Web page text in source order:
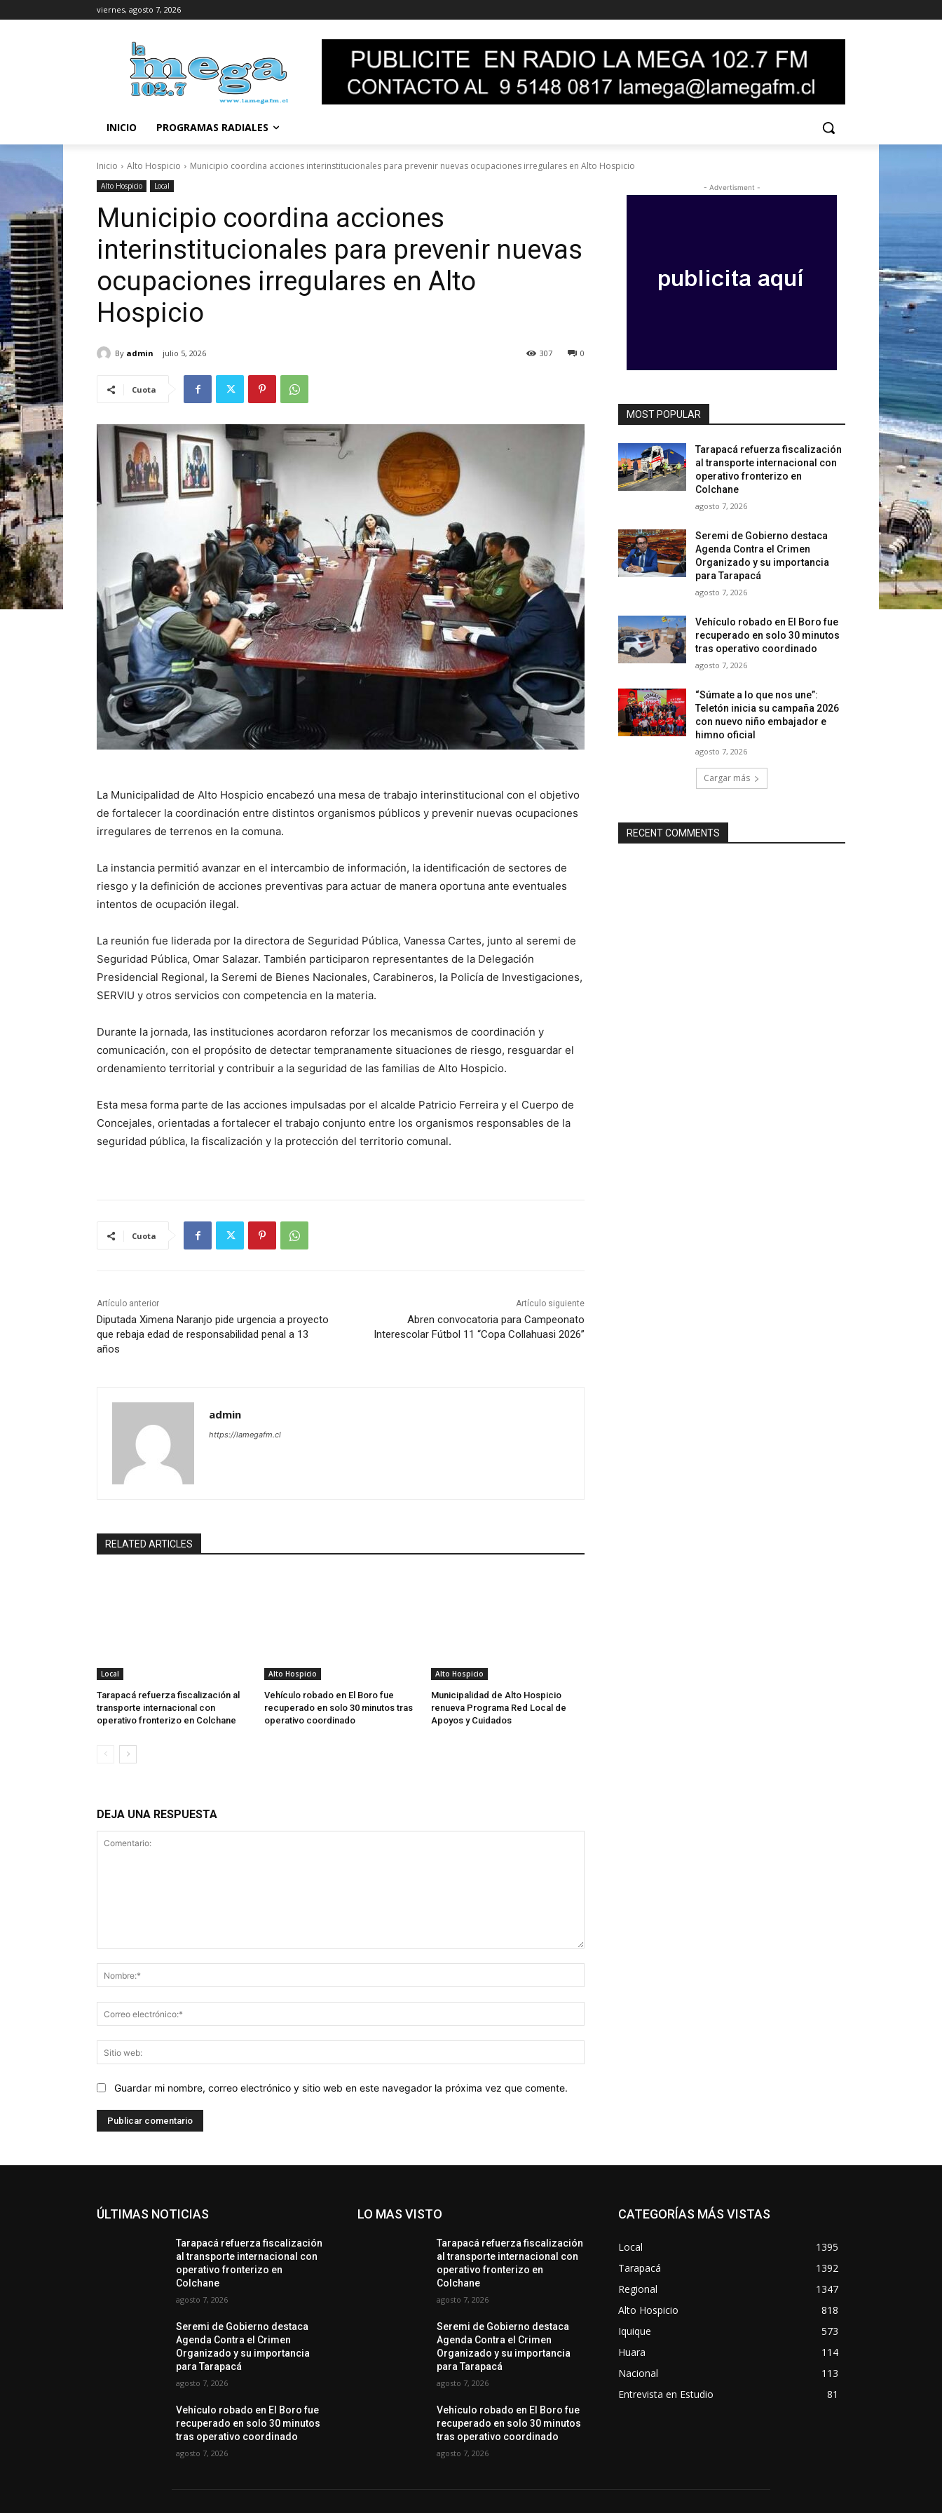
viernes, agosto 7, 2026
INICIO PROGRAMAS RADIALES
Inicio Alto Hospicio Municipio coordina acciones interinstitucionales para prevenir nuevas ocupaciones irregulares en Alto Hospicio
Alto Hospicio Local
Municipio coordina acciones
interinstitucionales para prevenir nuevas
ocupaciones irregulares en Alto
Hospicio
By admin julio 5, 2026 0
307
Cuota
La Municipalidad de Alto Hospicio encabezó una mesa de trabajo interinstitucional con el objetivo
de fortalecer la coordinación entre distintos organismos públicos y prevenir nuevas ocupaciones
irregulares de terrenos en la comuna.
La instancia permitió avanzar en el intercambio de información, la identificación de sectores de
riesgo y la definición de acciones preventivas para actuar de manera oportuna ante eventuales
intentos de ocupación ilegal.
La reunión fue liderada por la directora de Seguridad Pública, Vanessa Cartes, junto al seremi de
Seguridad Pública, Omar Salazar. También participaron representantes de la Delegación
Presidencial Regional, la Seremi de Bienes Nacionales, Carabineros, la Policía de Investigaciones,
SERVIU y otros servicios con competencia en la materia.
Durante la jornada, las instituciones acordaron reforzar los mecanismos de coordinación y
comunicación, con el propósito de detectar tempranamente situaciones de riesgo, resguardar el
ordenamiento territorial y contribuir a la seguridad de las familias de Alto Hospicio.
Esta mesa forma parte de las acciones impulsadas por el alcalde Patricio Ferreira y el Cuerpo de
Concejales, orientadas a fortalecer el trabajo conjunto entre los organismos responsables de la
seguridad pública, la fiscalización y la protección del territorio comunal.
Cuota
Artículo anterior
Diputada Ximena Naranjo pide urgencia a proyecto
que rebaja edad de responsabilidad penal a 13
años
Artículo siguiente
Abren convocatoria para Campeonato
Interescolar Fútbol 11 “Copa Collahuasi 2026”
admin
https://lamegafm.cl
RELATED ARTICLES
Local
Tarapacá refuerza fiscalización al
transporte internacional con
operativo fronterizo en Colchane
Alto Hospicio
Vehículo robado en El Boro fue
recuperado en solo 30 minutos tras
operativo coordinado
Alto Hospicio
Municipalidad de Alto Hospicio
renueva Programa Red Local de
Apoyos y Cuidados
DEJA UNA RESPUESTA
electrónico:*
web:
Guardar mi nombre, correo electrónico y sitio web en este navegador la próxima vez que comente.
- Advertisment -
MOST POPULAR
Tarapacá refuerza fiscalización
al transporte internacional con
operativo fronterizo en
Colchane
agosto 7, 2026
Seremi de Gobierno destaca
Agenda Contra el Crimen
Organizado y su importancia
para Tarapacá
agosto 7, 2026
Vehículo robado en El Boro fue
recuperado en solo 30 minutos
tras operativo coordinado
agosto 7, 2026
“Súmate a lo que nos une”:
Teletón inicia su campaña 2026
con nuevo niño embajador e
himno oficial
agosto 7, 2026
Cargar más
RECENT COMMENTS
ÚLTIMAS NOTICIAS
Tarapacá refuerza fiscalización
al transporte internacional con
operativo fronterizo en
Colchane
agosto 7, 2026
Seremi de Gobierno destaca
Agenda Contra el Crimen
Organizado y su importancia
para Tarapacá
agosto 7, 2026
Vehículo robado en El Boro fue
recuperado en solo 30 minutos
tras operativo coordinado
agosto 7, 2026
LO MAS VISTO
Tarapacá refuerza fiscalización
al transporte internacional con
operativo fronterizo en
Colchane
agosto 7, 2026
Seremi de Gobierno destaca
Agenda Contra el Crimen
Organizado y su importancia
para Tarapacá
agosto 7, 2026
Vehículo robado en El Boro fue
recuperado en solo 30 minutos
tras operativo coordinado
agosto 7, 2026
CATEGORÍAS MÁS VISTAS
Local
1395
Tarapacá
1392
Regional
1347
Alto Hospicio
818
Iquique
573
Huara
114
Nacional
113
Entrevista en Estudio
81